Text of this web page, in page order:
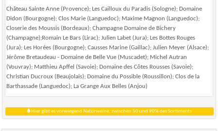
Château Sainte Anne (Provence); Les Cailloux du Paradis (Sologne); Domaine
Didon (Bourgogne); Clos Marie (Languedoc); Maxime Magnon (Languedoc);
Closerie des Moussis (Bordeaux); Champagne Domaine de Bichery
(Champagne);Romain Le Bars (Lirac); Julien Labet (Jura); Les Bottes Rouges
(Jura); Les Horées (Bourgogne); Causses Marine (Gaillac); Julien Meyer (Alsace);
Jérôme Bretaudeau - Domaine de Belle Vue (Muscadet); Michel Autran
(Vouvray); Matthieu Apffel (Savoie); Domaine des Côtes Rousses (Savoie);
Christian Ducroux (Beaujolais); Domaine du Possible (Roussillon); Clos de la
Barthassade (Languedoc); La Grange Aux Belles (Anjou)
Hier gibt es vorwiegend Naturweine, zwischen 50 und 90% des Sortiments